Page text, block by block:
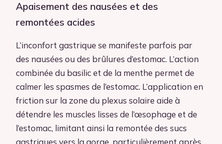
Apaisement des nausées et des
remontées acides
L’inconfort gastrique se manifeste parfois par
des nausées ou des brûlures d’estomac. L’action
combinée du basilic et de la menthe permet de
calmer les spasmes de l’estomac. L’application en
friction sur la zone du plexus solaire aide à
détendre les muscles lisses de l’œsophage et de
l’estomac, limitant ainsi la remontée des sucs
gastriques vers la gorge, particulièrement après